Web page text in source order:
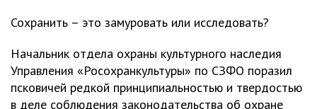
Сохранить – это замуровать или исследовать?
Начальник отдела охраны культурного наследия
Управления «Росохранкультуры» по СЗФО поразил
псковичей редкой принципиальностью и твердостью
в деле соблюдения законодательства об охране